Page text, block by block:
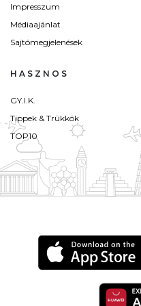
Impresszum
Médiaajánlat
Sajtómegjelenések
HASZNOS
GY.I.K.
Tippek & Trükkök
TOP10